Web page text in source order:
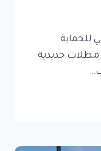
للحماية
مظلات حديدية